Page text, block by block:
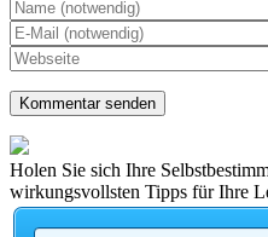
Holen Sie sich Ihre
wirkungsvollsten Tipps für Ihre